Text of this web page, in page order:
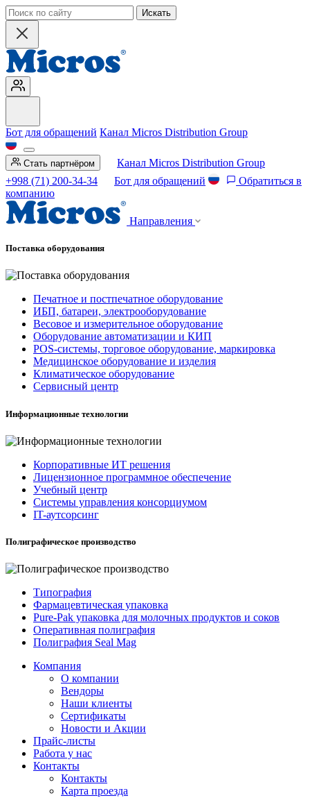
Искать
Бот для обращений Канал Micros Distribution Group
Стать партнёром
Канал Micros Distribution Group
+998 (71) 200-34-34
Бот для обращений
Обратиться в
компанию
Направления
Поставка оборудования
Печатное и постпечатное оборудование
ИБП, батареи, электрооборудование
Весовое и измерительное оборудование
Оборудование автоматизации и КИП
POS-системы, торговое оборудование, маркировка
Медицинское оборудование и изделия
Климатическое оборудование
Сервисный центр
Информационные технологии
Корпоративные ИТ решения
Лицензионное программное обеспечение
Учебный центр
Системы управления консорциумом
IT-аутсорсинг
Полиграфическое производство
Типография
Фармацевтическая упаковка
Pure-Pak упаковка для молочных продуктов и соков
Оперативная полиграфия
Полиграфия Seal Mag
Компания
О компании
Вендоры
Наши клиенты
Сертификаты
Новости и Акции
Прайс-листы
Работа у нас
Контакты
Контакты
Карта проезда